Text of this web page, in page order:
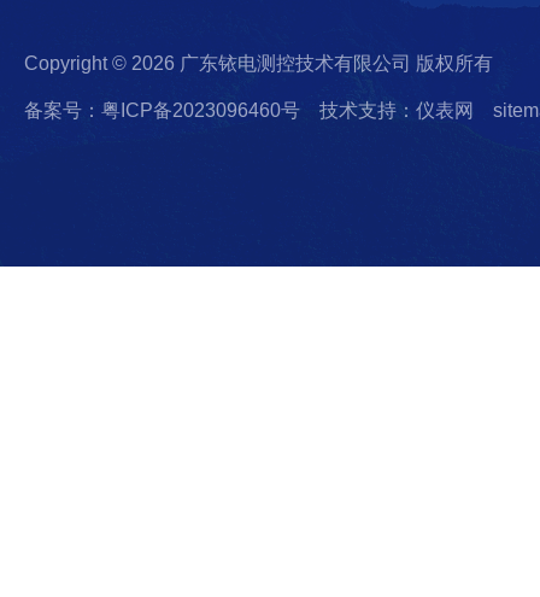
Copyright © 2026 广东铱电测控技术有限公司 版权所有
备案号：粤ICP备2023096460号 技术支持：仪表网